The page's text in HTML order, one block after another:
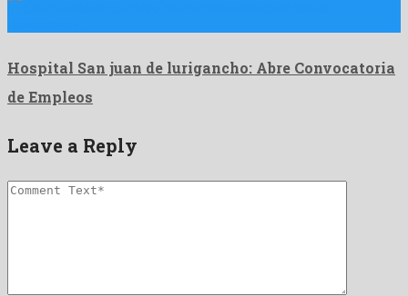
Hospital San juan de lurigancho: Abre Convocatoria
de Empleos
Leave a Reply